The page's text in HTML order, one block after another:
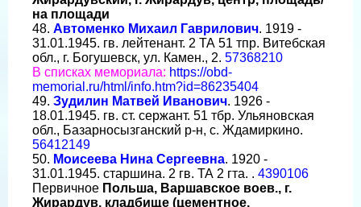
на площади
48. Автоменко Михаил Гаврилович. 1919 -
31.01.1945. гв. лейтенант. 2 ТА 51 тпр. Витебская
обл., г. Богушевск, ул. Камен., 2. 57368210
В списках мемориала: https://obd-
memorial.ru/html/info.htm?id=86235404
49. Зудилин Матвей Иванович. 1926 -
18.01.1945. гв. ст. сержант. 51 тбр. Ульяновская
обл., Базарносызганский р-н, с. Ждамиркино.
56412149
50. Моисеева Нина Сергеевна. 1920 -
31.01.1945. старшина. 2 гв. ТА 2 гта. . 4390106
Первичное Польша, Варшавское воев., г.
Жирардув, кладбище (цементное,